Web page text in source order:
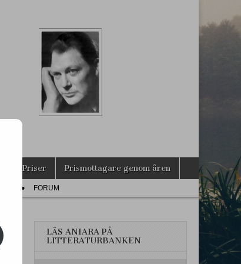
Priser Prismottagare genom åren
FORUM
LÄS ANIARA PÅ
LITTERATURBANKEN